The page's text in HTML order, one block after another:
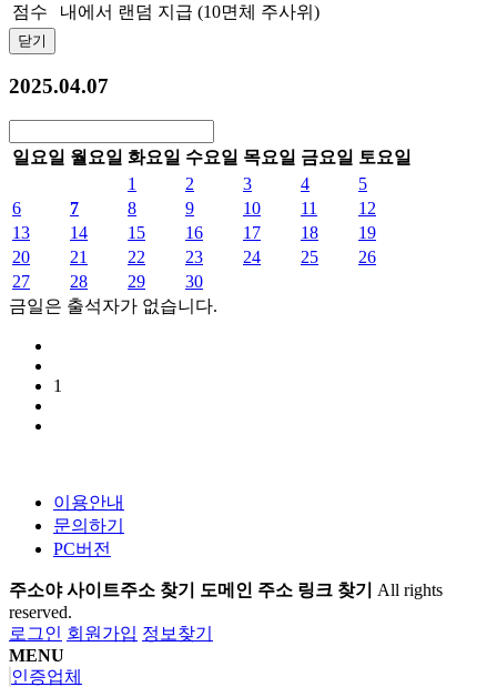
점수
내에서 랜덤 지급 (10면체 주사위)
닫기
2025.04.07
일요일 월요일 화요일 수요일 목요일 금요일 토요일
1
2 3 4
5
6
7 8 9 10 11
12
13
14 15 16 17 18
19
20
21 22 23 24 25
26
27
28 29
30
금일은 출석자가 없습니다.
1
이용안내
문의하기
PC버전
주소야 사이트주소 찾기 도메인 주소 링크 찾기 All rights
reserved.
로그인 회원가입 정보찾기
MENU
인증업체